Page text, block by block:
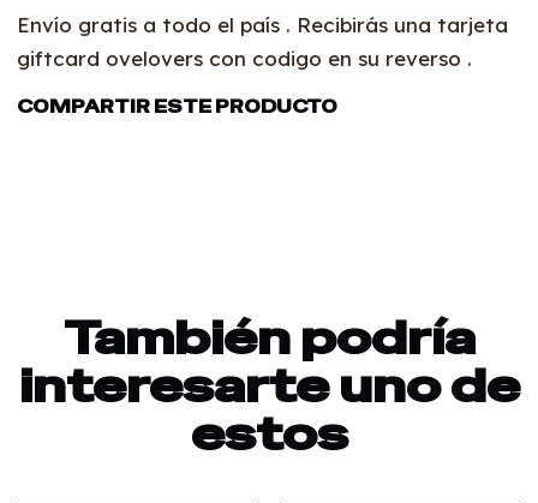
Envío gratis a todo el país . Recibirás una tarjeta
giftcard ovelovers con codigo en su reverso .
COMPARTIR ESTE PRODUCTO
También podría
interesarte uno de
estos